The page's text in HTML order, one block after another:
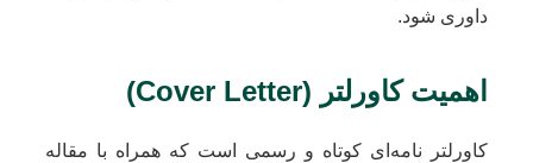
داوری شود.
اهمیت کاورلتر (Cover Letter)
کاورلتر نامه‌ای کوتاه و رسمی است که همراه با مقاله